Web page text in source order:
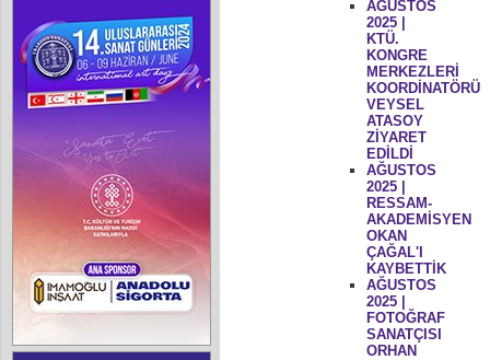
AĞUSTOS
2025 |
KTÜ.
KONGRE
MERKEZLERİ
KOORDİNATÖRÜ
VEYSEL
ATASOY
ZİYARET
EDİLDİ
AĞUSTOS
2025 |
RESSAM-
AKADEMİSYEN
OKAN
ÇAĞAL'I
KAYBETTİK
AĞUSTOS
2025 |
FOTOĞRAF
SANATÇISI
ORHAN